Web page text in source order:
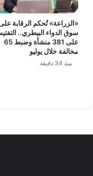
«الزراعة» تُحكم الرقابة
سوق الدواء البيطري..
على 381 منشأة وضبط 65
مخالفة خلال يوليو
منذ 34 دقيقة